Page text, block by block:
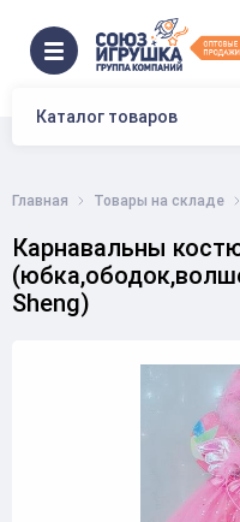
Каталог товаров
Главная Товары на складе
Карнавальны
Sheng)